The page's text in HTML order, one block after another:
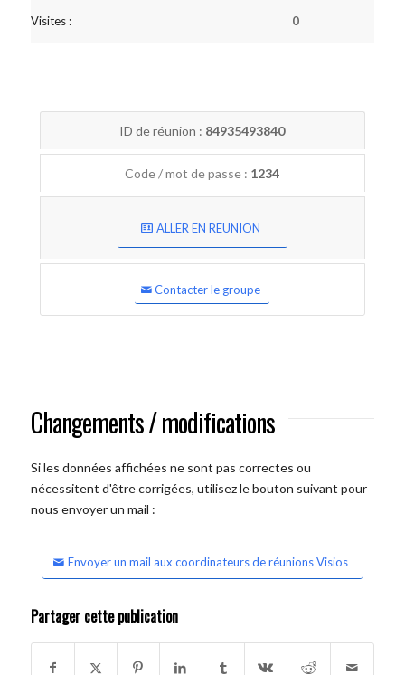
Visites : 0
ID de réunion : 84935493840
Code / mot de passe : 1234
ALLER EN REUNION
Contacter le groupe
Changements / modifications
Si les données affichées ne sont pas correctes ou
nécessitent d'être corrigées, utilisez le bouton suivant pour
nous envoyer un mail :
Envoyer un mail aux coordinateurs de réunions Visios
Partager cette publication